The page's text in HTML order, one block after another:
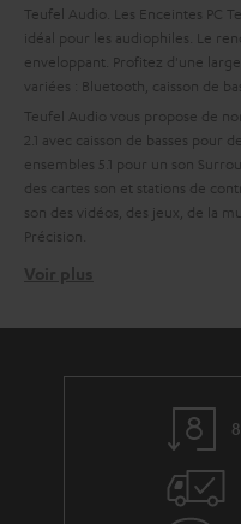
Teufel Audio. Les Enceintes PC
idéal pour les audiophiles. Le
enveloppant. Profitez d'une
variées : Bluetooth, caisson de
Teufel Audio vous propose de
2.1 avec caisson de basses pour
ensembles 5.1 pour un son
des cartes son et stations de
son des vidéos, des jeux, de la
Précision.
placées à équidistance de
doivent être positionnées en
disposé avec plus de flexibilité
préférable de ne pas le placer